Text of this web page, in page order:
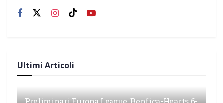
Ultimi Articoli
Preliminari Europa League, Benfica-Hearts 6-